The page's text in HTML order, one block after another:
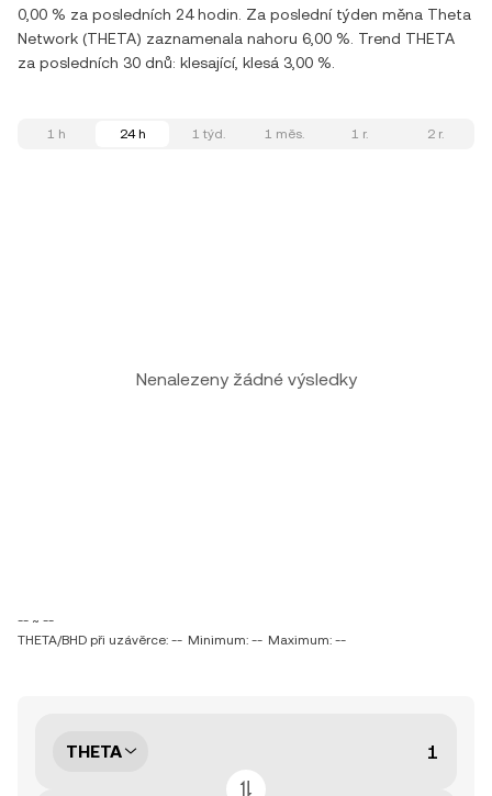
0,00 % za posledních 24 hodin. Za poslední týden měna Theta
Network (THETA) zaznamenala nahoru 6,00 %. Trend THETA
za posledních 30 dnů: klesající, klesá 3,00 %.
1 h 24 h 1 týd. 1 měs. 1 r. 2 r.
Nenalezeny žádné výsledky
-- ~ --
THETA/BHD při uzávěrce: -- Minimum: -- Maximum: --
THETA